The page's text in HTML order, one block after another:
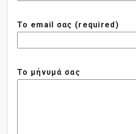
Το email σας (required)
Το μήνυμά σας